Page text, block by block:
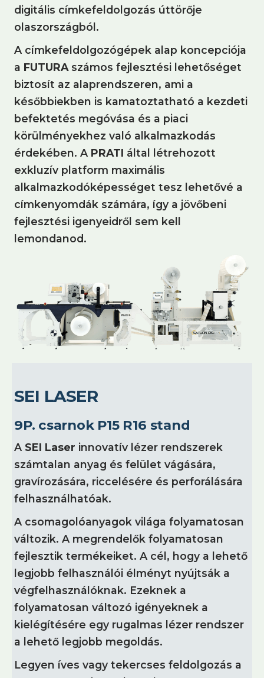
digitális címkefeldolgozás úttörője
olaszországból.
A címkefeldolgozógépek alap koncepciója
a FUTURA számos fejlesztési lehetőséget
biztosít az alaprendszeren, ami a
későbbiekben is kamatoztatható a kezdeti
befektetés megóvása és a piaci
körülményekhez való alkalmazkodás
érdekében. A PRATI által létrehozott
exkluzív platform maximális
alkalmazkodóképességet tesz lehetővé a
címkenyomdák számára, így a jövőbeni
fejlesztési igenyeidről sem kell
lemondanod.
SEI LASER
9P. csarnok P15 R16 stand
A SEI Laser innovatív lézer rendszerek
számtalan anyag és felület vágására,
gravírozására, riccelésére és perforálására
felhasználhatóak.
A csomagolóanyagok világa folyamatosan
változik. A megrendelők folyamatosan
fejlesztik termékeiket. A cél, hogy a lehető
legjobb felhasználói élményt nyújtsák a
végfelhasználóknak. Ezeknek a
folyamatosan változó igényeknek a
kielégítésére egy rugalmas lézer rendszer
a lehető legjobb megoldás.
Legyen íves vagy tekercses feldolgozás a